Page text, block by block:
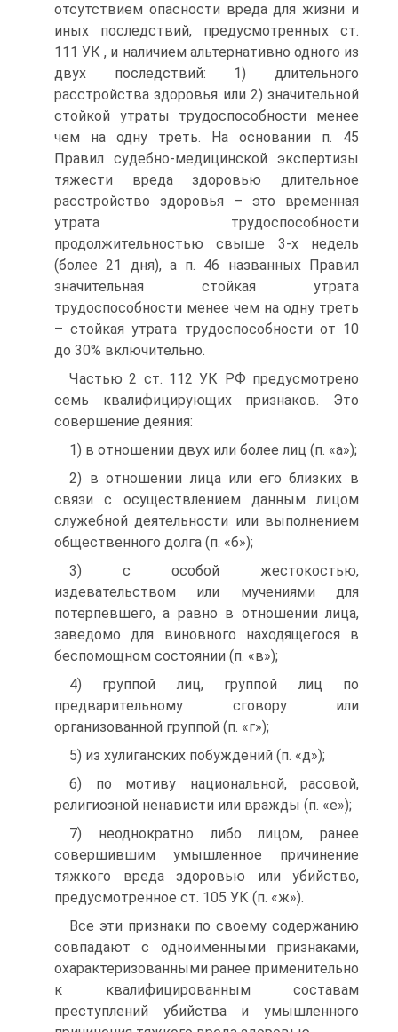
отсутствием опасности вреда для жизни и
иных последствий, предусмотренных ст.
111 УК , и наличием альтернативно одного из
двух последствий: 1) длительного
расстройства здоровья или 2) значительной
стойкой утраты трудоспособности менее
чем на одну треть. На основании п. 45
Правил судебно-медицинской экспертизы
тяжести вреда здоровью длительное
расстройство здоровья – это временная
утрата трудоспособности
продолжительностью свыше 3-х недель
(более 21 дня), а п. 46 названных Правил
значительная стойкая утрата
трудоспособности менее чем на одну треть
– стойкая утрата трудоспособности от 10
до 30% включительно.
Частью 2 ст. 112 УК РФ предусмотрено
семь квалифицирующих признаков. Это
совершение деяния:
1) в отношении двух или более лиц (п. «а»);
2) в отношении лица или его близких в
связи с осуществлением данным лицом
служебной деятельности или выполнением
общественного долга (п. «б»);
3) с особой жестокостью,
издевательством или мучениями для
потерпевшего, а равно в отношении лица,
заведомо для виновного находящегося в
беспомощном состоянии (п. «в»);
4) группой лиц, группой лиц по
предварительному сговору или
организованной группой (п. «г»);
5) из хулиганских побуждений (п. «д»);
6) по мотиву национальной, расовой,
религиозной ненависти или вражды (п. «е»);
7) неоднократно либо лицом, ранее
совершившим умышленное причинение
тяжкого вреда здоровью или убийство,
предусмотренное ст. 105 УК (п. «ж»).
Все эти признаки по своему содержанию
совпадают с одноименными признаками,
охарактеризованными ранее применительно
к квалифицированным составам
преступлений убийства и умышленного